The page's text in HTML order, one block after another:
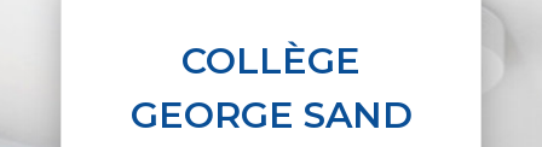
COLLÈGE
GEORGE SAND